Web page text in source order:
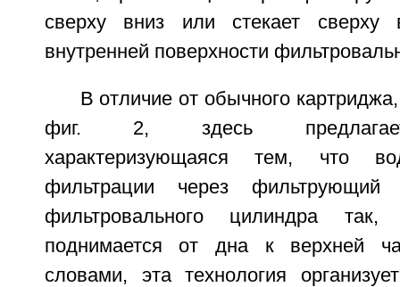
сверху вниз или стекает сверху
внутренней поверхности
В отличие от обычного
фиг. 2, здесь
характеризующаяся тем, что
фильтрации через фильтрующий
фильтровального цилиндра
поднимается от дна к верхней
словами, эта технология